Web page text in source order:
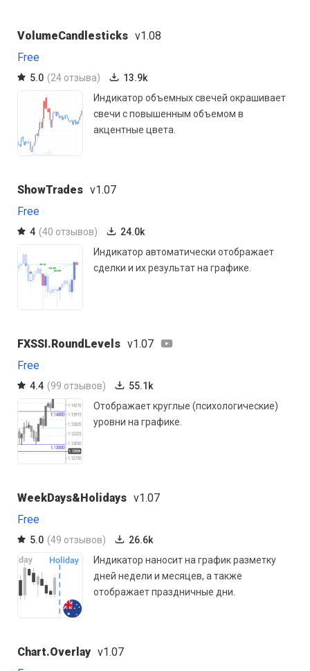
VolumeCandlesticks v1.08
Free
5.0 (24 отзыва)
13.9k
Индикатор объемных свечей окрашивает
свечи с повышенным объемом в
акцентные цвета.
ShowTrades v1.07
Free
4 (40 отзывов)
24.0k
Индикатор автоматически отображает
сделки и их результат на графике.
FXSSI.RoundLevels v1.07
Free
4.4 (99 отзывов)
55.1k
Отображает круглые (психологические)
уровни на графике.
WeekDays&Holidays v1.07
Free
5.0 (49 отзывов)
26.6k
Индикатор наносит на график разметку
дней недели и месяцев, а также
отображает праздничные дни.
Chart.Overlay v1.07